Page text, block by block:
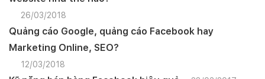
26/03/2018
Quảng cáo Google, quảng cáo Facebook hay
Marketing Online, SEO?
12/03/2018